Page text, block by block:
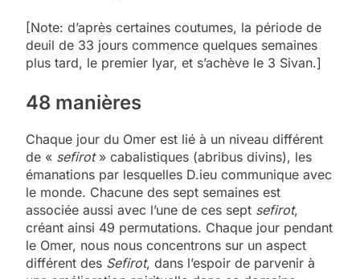
[Note: d’après certaines coutumes, la période de
deuil de 33 jours commence quelques semaines
plus tard, le premier Iyar, et s’achève le 3 Sivan.]
48 manières
Chaque jour du Omer est lié à un niveau différent
de « sefirot » cabalistiques (abribus divins), les
émanations par lesquelles D.ieu communique avec
le monde. Chacune des sept semaines est
associée aussi avec l’une de ces sept sefirot,
créant ainsi 49 permutations. Chaque jour pendant
le Omer, nous nous concentrons sur un aspect
différent des Sefirot, dans l’espoir de parvenir à